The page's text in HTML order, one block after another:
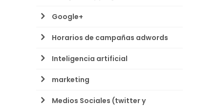
Google+
Horarios de campañas adwords
Inteligencia artificial
marketing
Medios Sociales (twitter y